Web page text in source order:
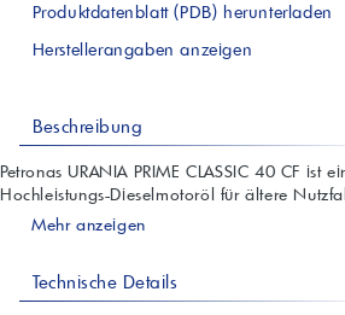
Produktdatenblatt (PDB) herunterladen
Herstellerangaben anzeigen
Beschreibung
Petronas URANIA PRIME CLASSIC 40 CF ist
Hochleistungs-Dieselmotoröl für ältere
Mehr anzeigen
Technische Details